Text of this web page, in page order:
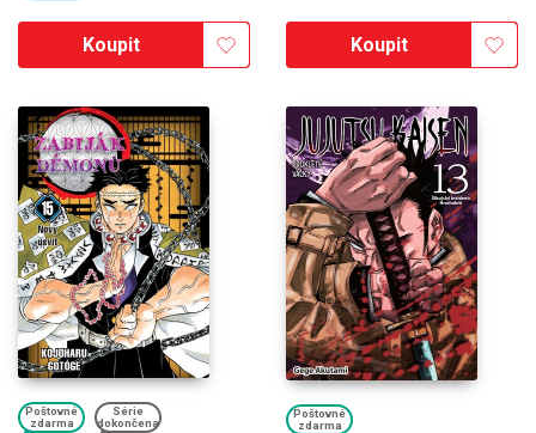
Koupit Koupit
Poštovné
zdarma
Série
dokončena
Poštovné
zdarma